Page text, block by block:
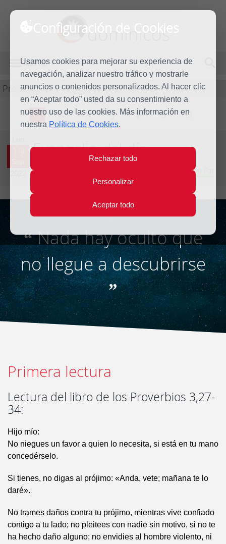
Configuración de Cookies
Usamos cookies para mejorar su experiencia de
navegación, analizar nuestro tráfico y mostrarle
anuncios o contenidos personalizados. Al hacer clic
en “Aceptar todo” usted da su consentimiento a
nuestro uso de las cookies. Más información en
nuestra Política de Cookies.
Rechazar todo
Personalizar
Aceptar todo
dominicos
MENÚ
Predicación
L M X J V S D
Evangelio del día
Vigésimo quinta Semana del Tiempo Ordinario - Año Par
“Nada hay oculto que
no llegue a descubrirse
”
Primera lectura
Lectura del libro de los Proverbios 3,27-
34:
Hijo mío:
No niegues un favor a quien lo necesita, si está en tu mano
concedérselo.
Si tienes, no digas al prójimo: «Anda, vete; mañana te lo
daré».
No trames daños contra tu prójimo, mientras vive confiado
contigo a tu lado; no pleitees con nadie sin motivo, si no te
ha hecho daño alguno; no envidies al hombre violento, ni